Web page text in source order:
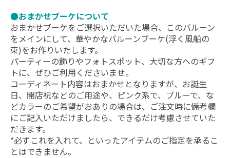
●おまかせブーケについて
おまかせブーケをご選択いただいた場合、このバルーン
をメインにして、華やかなバルーンブーケ(浮く風船の
束)をお作りいたします。
パーティーの飾りやフォトスポット、大切な方ヘのギフ
トに、ぜひご利用くださいませ。
コーディネート内容はおまかせとなりますが、お誕生
日、開店祝などのご用途や、ピンク系で、ブルーで、な
どカラーのご希望がおありの場合は、ご注文時に備考欄
にご記入いただけましたら、できるだけ考慮させていた
だきます。
*必ずこれを入れて、といったアイテムのご指定を承るこ
とはできません。